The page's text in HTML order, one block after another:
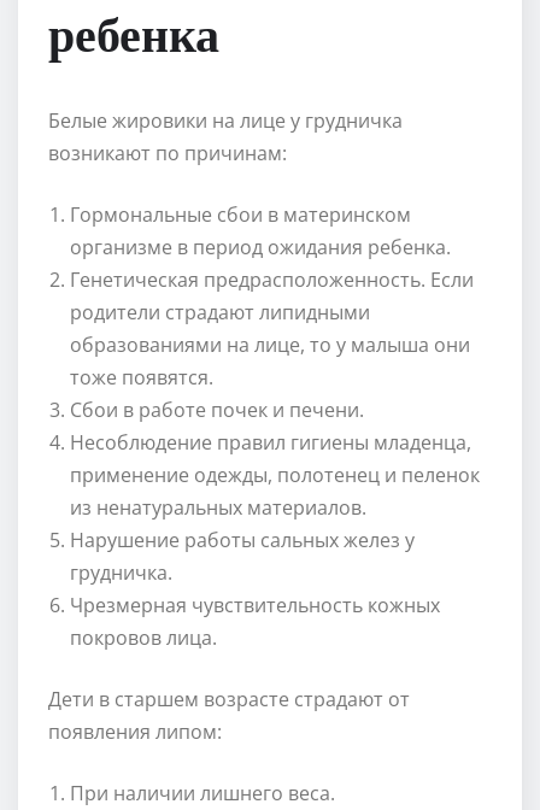
ребенка
Белые жировики на лице у грудничка
возникают по причинам:
Гормональные сбои в материнском
организме в период ожидания ребенка.
Генетическая предрасположенность. Если
родители страдают липидными
образованиями на лице, то у малыша они
тоже появятся.
Сбои в работе почек и печени.
Несоблюдение правил гигиены младенца,
применение одежды, полотенец и пеленок
из ненатуральных материалов.
Нарушение работы сальных желез у
грудничка.
Чрезмерная чувствительность кожных
покровов лица.
Дети в старшем возрасте страдают от
появления липом:
При наличии лишнего веса.